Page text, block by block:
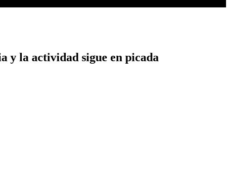
y la actividad sigue en picada